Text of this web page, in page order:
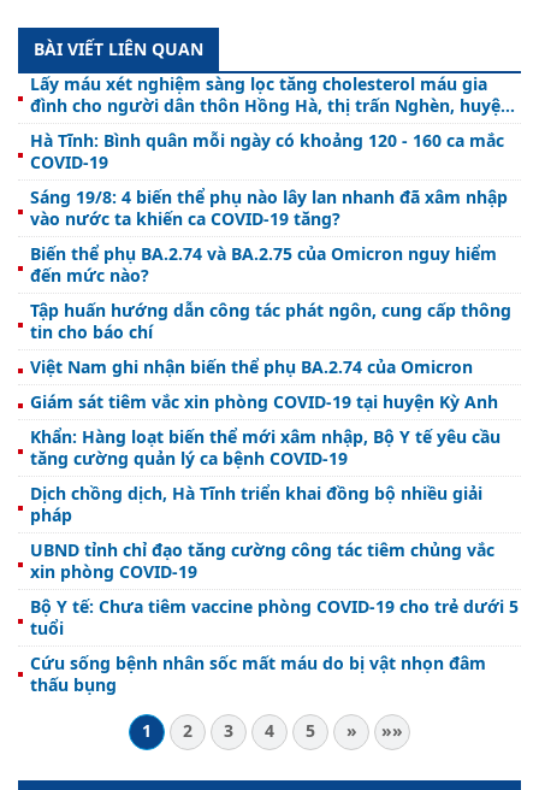
BÀI VIẾT LIÊN QUAN
Lấy máu xét nghiệm sàng lọc tăng cholesterol máu gia
đình cho người dân thôn Hồng Hà, thị trấn Nghèn, huyện
Can Lộc
Hà Tĩnh: Bình quân mỗi ngày có khoảng 120 - 160 ca mắc
COVID-19
Sáng 19/8: 4 biến thể phụ nào lây lan nhanh đã xâm nhập
vào nước ta khiến ca COVID-19 tăng?
Biến thể phụ BA.2.74 và BA.2.75 của Omicron nguy hiểm
đến mức nào?
Tập huấn hướng dẫn công tác phát ngôn, cung cấp thông
tin cho báo chí
Việt Nam ghi nhận biến thể phụ BA.2.74 của Omicron
Giám sát tiêm vắc xin phòng COVID-19 tại huyện Kỳ Anh
Khẩn: Hàng loạt biến thể mới xâm nhập, Bộ Y tế yêu cầu
tăng cường quản lý ca bệnh COVID-19
Dịch chồng dịch, Hà Tĩnh triển khai đồng bộ nhiều giải
pháp
UBND tỉnh chỉ đạo tăng cường công tác tiêm chủng vắc
xin phòng COVID-19
Bộ Y tế: Chưa tiêm vaccine phòng COVID-19 cho trẻ dưới 5
tuổi
Cứu sống bệnh nhân sốc mất máu do bị vật nhọn đâm
thấu bụng
1
2 3 4 5 » »»